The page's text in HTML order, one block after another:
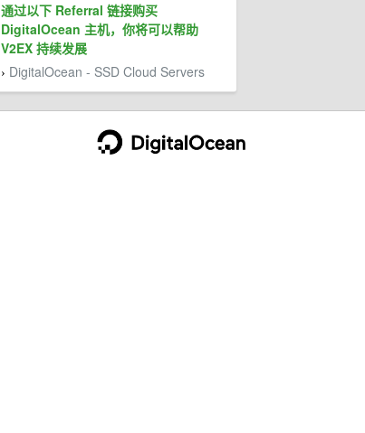
通过以下 Referral 链接购买
DigitalOcean 主机，你将可以帮助
V2EX 持续发展
› DigitalOcean - SSD Cloud Servers